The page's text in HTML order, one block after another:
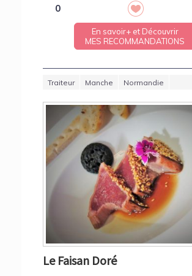
0
En savoir+ et Découvrir
MES RECOMMANDATIONS
Traiteur Manche Normandie
Le Faisan Doré